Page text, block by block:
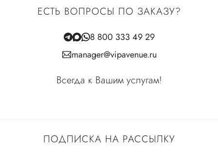
ПОДПИСКА НА РАССЫЛКУ
ЕСТЬ ВОПРОСЫ ПО ЗАКАЗУ?
8 800 333 49 29
manager@vipavenue.ru
Всегда к Вашим услугам!